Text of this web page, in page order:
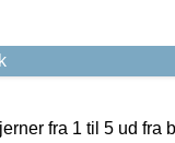
fra 1 til 5 ud fra